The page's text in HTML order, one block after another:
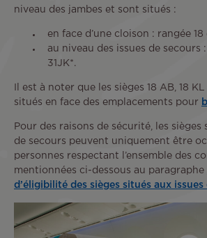
niveau des jambes et sont situés :
en face d’une cloison : rangée 18
au niveau des issues de secours :
31JK*.
Il est à noter que les sièges 18 AB, 18
situés en face des emplacements pour
Pour des raisons de sécurité, les sièges
de secours peuvent uniquement être
personnes respectant l’ensemble des
mentionnées ci-dessous au paragraphe
d’éligibilité des sièges situés aux issues